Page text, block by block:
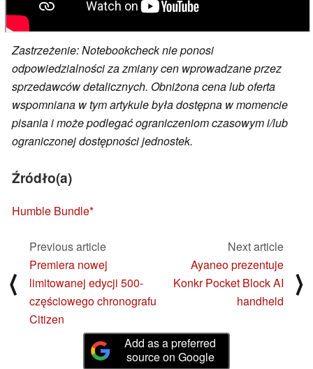
Zastrzeżenie: Notebookcheck nie ponosi
odpowiedzialności za zmiany cen wprowadzane przez
sprzedawców detalicznych. Obniżona cena lub oferta
wspomniana w tym artykule była dostępna w momencie
pisania i może podlegać ograniczeniom czasowym i/lub
ograniczonej dostępności jednostek.
Źródło(a)
Humble Bundle
⟨
Previous article
Premiera nowej
limitowanej edycji 500-
częściowego chronografu
Citizen
Next article
Ayaneo prezentuje
Konkr Pocket Block AI
handheld
⟩
Add as a preferred
source on Google